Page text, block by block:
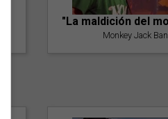
"La maldición del
Monkey Jack